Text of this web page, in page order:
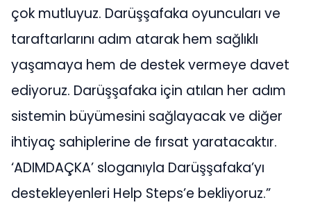
çok mutluyuz. Darüşşafaka oyuncuları ve
taraftarlarını adım atarak hem sağlıklı
yaşamaya hem de destek vermeye davet
ediyoruz. Darüşşafaka için atılan her adım
sistemin büyümesini sağlayacak ve diğer
ihtiyaç sahiplerine de fırsat yaratacaktır.
‘ADIMDAÇKA’ sloganıyla Darüşşafaka’yı
destekleyenleri Help Steps’e bekliyoruz.”